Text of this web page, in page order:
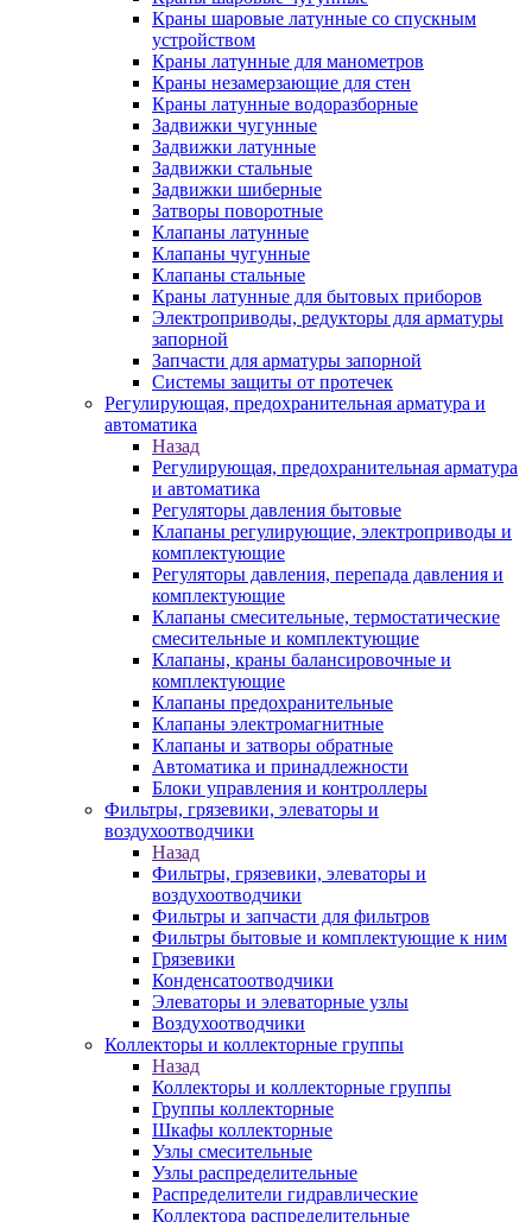
Краны шаровые латунные со спускным
устройством
Краны латунные для манометров
Краны незамерзающие для стен
Краны латунные водоразборные
Задвижки чугунные
Задвижки латунные
Задвижки стальные
Задвижки шиберные
Затворы поворотные
Клапаны латунные
Клапаны чугунные
Клапаны стальные
Краны латунные для бытовых приборов
Электроприводы, редукторы для арматуры
запорной
Запчасти для арматуры запорной
Системы защиты от протечек
Регулирующая, предохранительная арматура и
автоматика
Назад
Регулирующая, предохранительная арматура
и автоматика
Регуляторы давления бытовые
Клапаны регулирующие, электроприводы и
комплектующие
Регуляторы давления, перепада давления и
комплектующие
Клапаны смесительные, термостатические
смесительные и комплектующие
Клапаны, краны балансировочные и
комплектующие
Клапаны предохранительные
Клапаны электромагнитные
Клапаны и затворы обратные
Автоматика и принадлежности
Блоки управления и контроллеры
Фильтры, грязевики, элеваторы и
воздухоотводчики
Назад
Фильтры, грязевики, элеваторы и
воздухоотводчики
Фильтры и запчасти для фильтров
Фильтры бытовые и комплектующие к ним
Грязевики
Конденсатоотводчики
Элеваторы и элеваторные узлы
Воздухоотводчики
Коллекторы и коллекторные группы
Назад
Коллекторы и коллекторные группы
Группы коллекторные
Шкафы коллекторные
Узлы смесительные
Узлы распределительные
Распределители гидравлические
Коллектора распределительные